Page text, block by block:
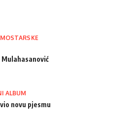
ALBUM
novu pjesmu